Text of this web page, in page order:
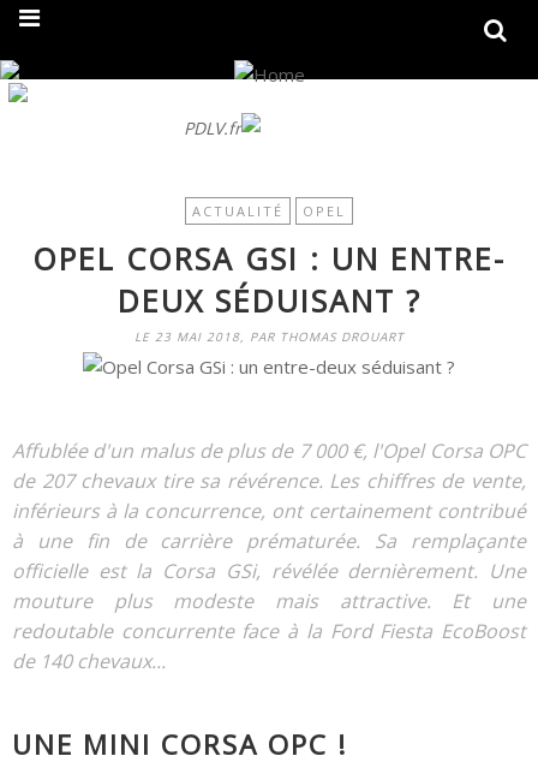
PDLV.fr
ACTUALITÉ OPEL
OPEL CORSA GSI : UN ENTRE-
DEUX SÉDUISANT ?
LE 23 MAI 2018, PAR THOMAS DROUART
Affublée d'un malus de plus de 7 000 €, l'Opel Corsa OPC
de 207 chevaux tire sa révérence. Les chiffres de vente,
inférieurs à la concurrence, ont certainement contribué
à une fin de carrière prématurée. Sa remplaçante
officielle est la Corsa GSi, révélée dernièrement. Une
mouture plus modeste mais attractive. Et une
redoutable concurrente face à la Ford Fiesta EcoBoost
de 140 chevaux...
UNE MINI CORSA OPC !